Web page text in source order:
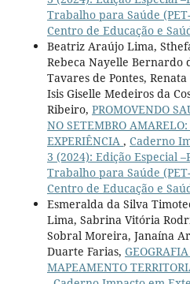
Trabalho para Saúde
Centro de Educação e
Beatriz Araújo Lima,
Rebeca Nayelle Bernardo
Tavares de Pontes,
Isis Giselle Medeiros da
Ribeiro, PROMOVENDO
NO SETEMBRO
EXPERIÊNCIA , Caderno
3 (2024): Edição Especial
Trabalho para Saúde
Centro de Educação e
Esmeralda da Silva
Lima, Sabrina Vitória
Sobral Moreira, Janaína
Duarte Farias,
MAPEAMENTO